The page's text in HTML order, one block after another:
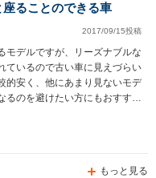
ることのできる車
2017/09/15投稿
モデルですが、リーズナブルな
ているので古い車に見えづらい
的安く、他にあまり見ないモデ
るのを避けたい方にもおすすめ
ことができ、後部座席が広い
もっと見る